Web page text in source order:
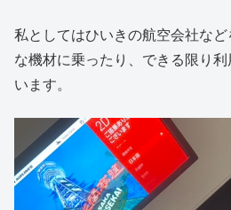
私としてはひいきの航空会社な
な機材に乗ったり、できる限り
います。